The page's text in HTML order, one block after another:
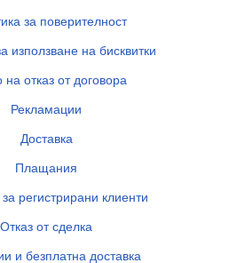
за поверителност
използване на бисквитки
на отказ от договора
Рекламации
Доставка
Плащания
регистрирани клиенти
Отказ от сделка
и безплатна доставка